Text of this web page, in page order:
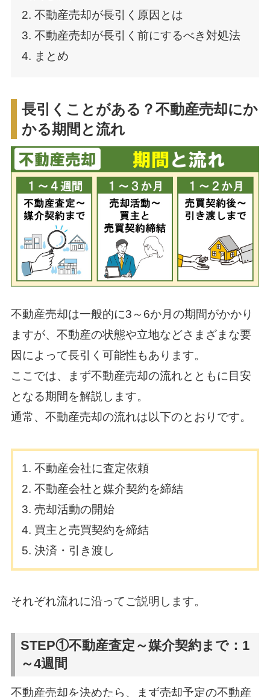
2. 不動産売却が長引く原因とは
3. 不動産売却が長引く前にするべき対処法
4. まとめ
長引くことがある？不動産売却にか
かる期間と流れ
不動産売却は一般的に3～6か月の期間がかかり
ますが、不動産の状態や立地などさまざまな要
因によって長引く可能性もあります。
ここでは、まず不動産売却の流れとともに目安
となる期間を解説します。
通常、不動産売却の流れは以下のとおりです。
不動産会社に査定依頼
不動産会社と媒介契約を締結
売却活動の開始
買主と売買契約を締結
決済・引き渡し
それぞれ流れに沿ってご説明します。
STEP①不動産査定～媒介契約まで：1
～4週間
不動産売却を決めたら、まず売却予定の不動産